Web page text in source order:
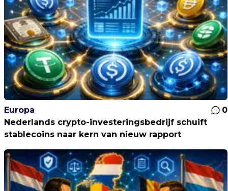
Europa
0
Nederlands crypto-investeringsbedrijf schuift
stablecoins naar kern van nieuw rapport